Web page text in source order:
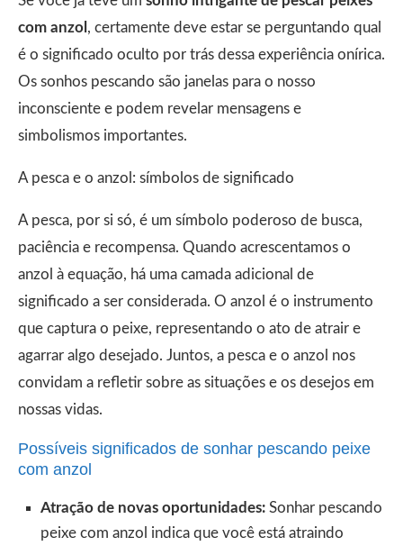
com anzol , certamente deve estar se perguntando qual
é o significado oculto por trás dessa experiência onírica.
Os sonhos pescando são janelas para o nosso
inconsciente e podem revelar mensagens e
simbolismos importantes.
A pesca e o anzol: símbolos de significado
A pesca, por si só, é um símbolo poderoso de busca,
paciência e recompensa. Quando acrescentamos o
anzol à equação, há uma camada adicional de
significado a ser considerada. O anzol é o instrumento
que captura o peixe, representando o ato de atrair e
agarrar algo desejado. Juntos, a pesca e o anzol nos
convidam a refletir sobre as situações e os desejos em
nossas vidas.
Possíveis significados de sonhar pescando peixe
com anzol
Atração de novas oportunidades: Sonhar pescando
peixe com anzol indica que você está atraindo